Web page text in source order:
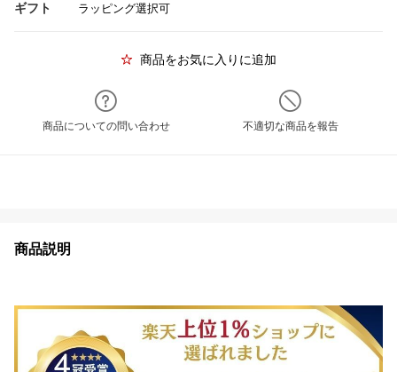
ギフト ラッピング選択可
商品をお気に入りに追加
商品についての問い合わせ 不適切な商品を報告
商品説明